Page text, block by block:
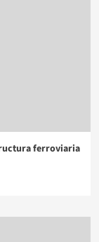
ferroviaria